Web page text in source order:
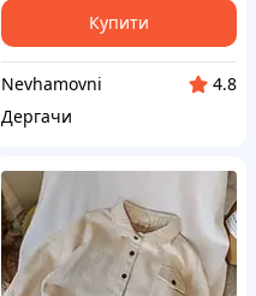
Купити
Nevhamovni
4.8
Дергачи